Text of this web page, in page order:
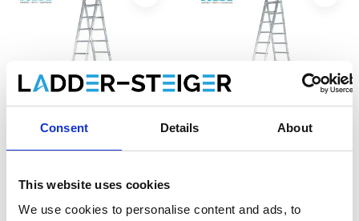
Consent Details About
This website uses cookies
We use cookies to personalise content and ads, to
plans Solide 2x10
échelons
échelons